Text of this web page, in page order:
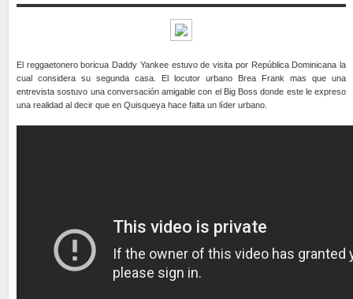
El reggaetonero boricua Daddy Yankee estuvo de visita por República Dominicana la
cual considera su segunda casa. El locutor urbano Brea Frank mas que una
entrevista sostuvo una conversación amigable con el Big Boss donde este le expreso
una realidad al decir que en Quisqueya hace falta un líder urbano.